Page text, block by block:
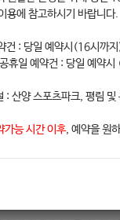
용에 참고하시기 바랍니다.
건 : 당일 예약시(16시까
휴일 예약건 : 당일 예약
: 산양 스포츠파크, 평림 및
가능 시간 이후, 예약을 원
다.
시까지